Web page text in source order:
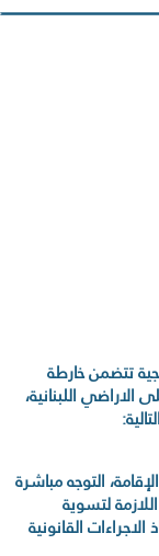
تتضمن خارطة
اللبنانية،
التوجه مباشرة
لتسوية
القانونية